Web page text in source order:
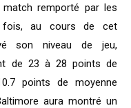
remporté par les
fois, au cours de cet
son niveau de jeu,
de 23 à 28 points de
points de moyenne
aura montré un